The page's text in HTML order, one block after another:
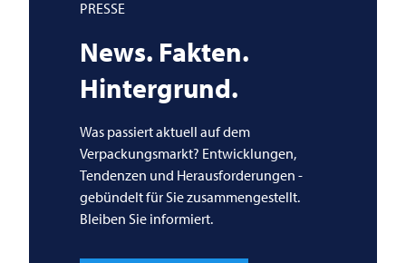
PRESSE
News. Fakten.
Hintergrund.
Was passiert aktuell auf dem
Verpackungsmarkt? Entwicklungen,
Tendenzen und Herausforderungen -
gebündelt für Sie zusammengestellt.
Bleiben Sie informiert.